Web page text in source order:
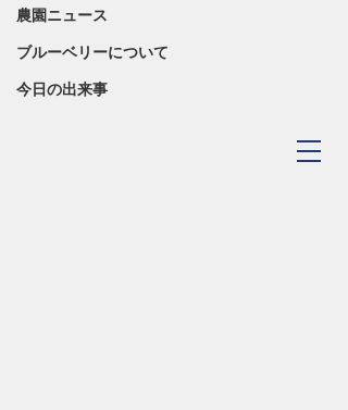
農園ニュース
ブルーベリーについて
今日の出来事